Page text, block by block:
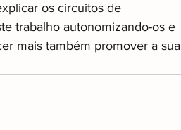
os circuitos de
trabalho autonomizando-os e
mais também promover a sua